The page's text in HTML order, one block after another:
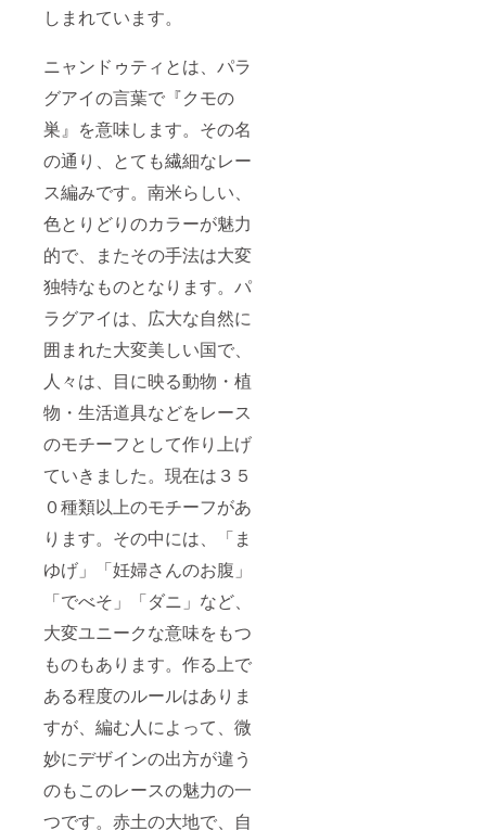
しまれています。
ニャンドゥティとは、パラ
グアイの言葉で『クモの
巣』を意味します。その名
の通り、とても繊細なレー
ス編みです。南米らしい、
色とりどりのカラーが魅力
的で、またその手法は大変
独特なものとなります。パ
ラグアイは、広大な自然に
囲まれた大変美しい国で、
人々は、目に映る動物・植
物・生活道具などをレース
のモチーフとして作り上げ
ていきました。現在は３５
０種類以上のモチーフがあ
ります。その中には、「ま
ゆげ」「妊婦さんのお腹」
「でべそ」「ダニ」など、
大変ユニークな意味をもつ
ものもあります。作る上で
ある程度のルールはありま
すが、編む人によって、微
妙にデザインの出方が違う
のもこのレースの魅力の一
つです。赤土の大地で、自